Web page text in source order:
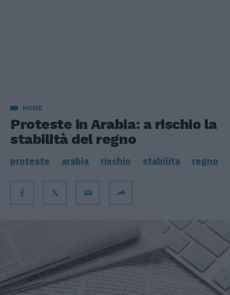
HOME
Proteste in Arabia: a rischio la
stabilità del regno
proteste arabia rischio stabilita regno